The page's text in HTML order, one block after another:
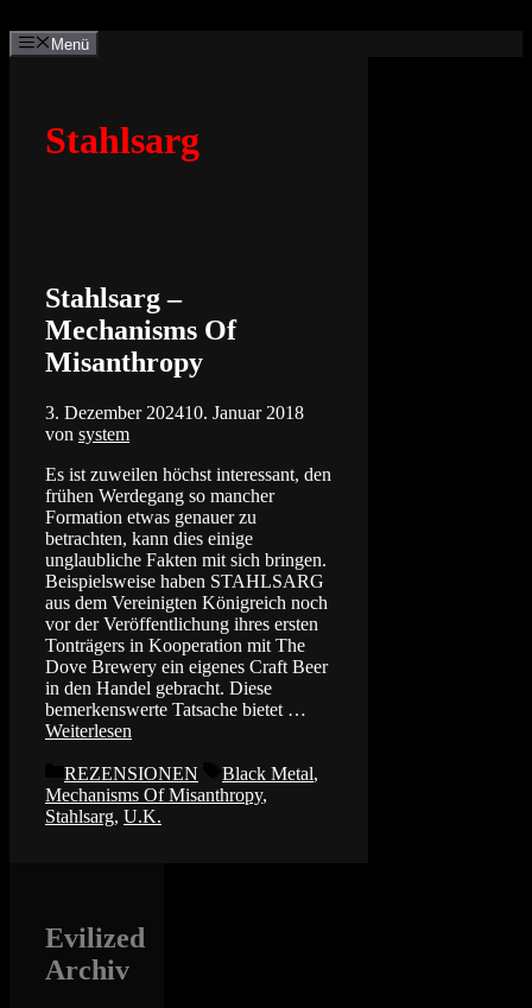
Inhalt
springen
Menü
Stahlsarg
Stahlsarg –
Mechanisms Of
Misanthropy
3. Dezember 202410. Januar 2018
von system
Es ist zuweilen höchst interessant, den
frühen Werdegang so mancher
Formation etwas genauer zu
betrachten, kann dies einige
unglaubliche Fakten mit sich bringen.
Beispielsweise haben STAHLSARG
aus dem Vereinigten Königreich noch
vor der Veröffentlichung ihres ersten
Tonträgers in Kooperation mit The
Dove Brewery ein eigenes Craft Beer
in den Handel gebracht. Diese
bemerkenswerte Tatsache bietet …
Weiterlesen
Kategorien
REZENSIONEN Schlagwörter
Black Metal,
Mechanisms Of Misanthropy,
Stahlsarg, U.K.
Evilized
Archiv